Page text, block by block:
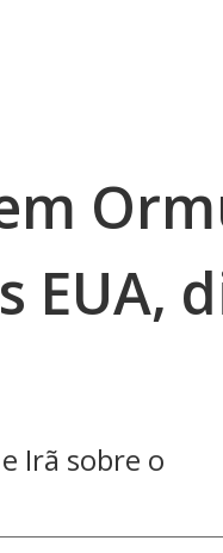
EUA,
Irã sobre o